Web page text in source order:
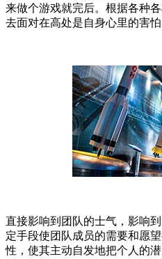
来做个游戏就完后。根据各种
去面对在高处是自身心里的害怕
直接影响到团队的士气，影响
定手段使团队成员的需要和愿
性，使其主动自发地把个人的